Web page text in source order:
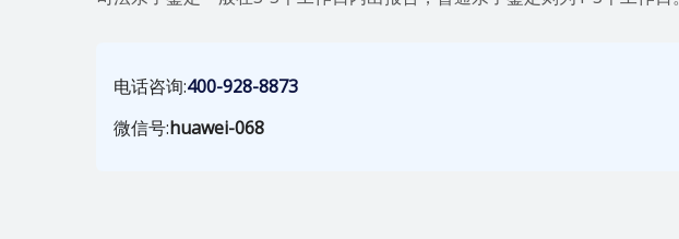
电话咨询:400-928-8873
微信号:huawei-068